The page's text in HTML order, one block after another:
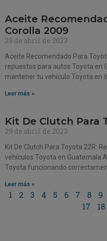
Aceite
Corolla 2009
29 de abril de 2023
Aceite Recomendado Para
repuestos para autos Toyota en
mantener tu vehículo Toyota en
Leer más »
Kit De Clutch Para
29 de abril de 2023
Kit De Clutch Para Toyota 22R:
vehículos Toyota en Guatemala
Toyota funcionando
Leer más »
1 2 3 4 5 6 7 8 9
17
18